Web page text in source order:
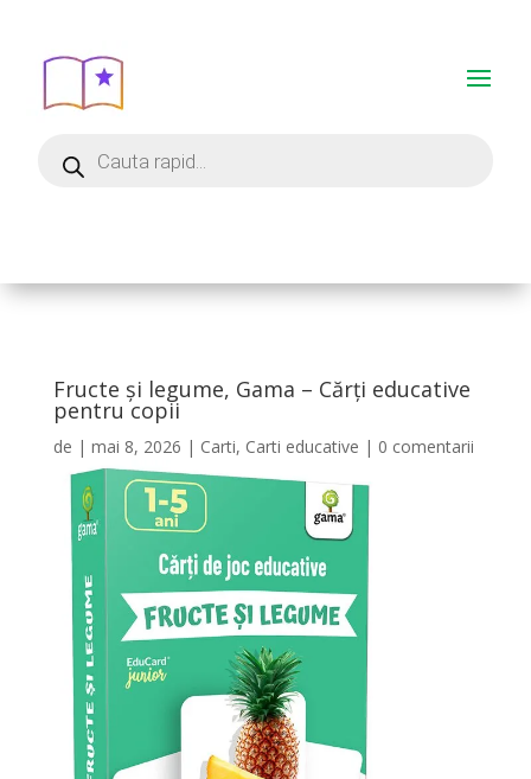
Fructe şi legume, Gama – Cărți educative
pentru copii
de | mai 8, 2026 | Carti, Carti educative | 0 comentarii